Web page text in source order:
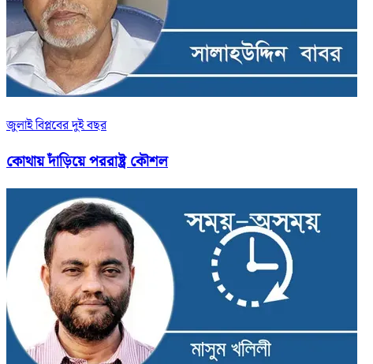
জুলাই বিপ্লবের দুই বছর
কোথায় দাঁড়িয়ে পররাষ্ট্র কৌশল